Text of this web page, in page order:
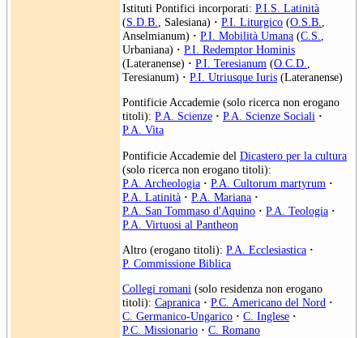
Istituti Pontifici incorporati: P.I.S. Latinità
(S.D.B. , Salesiana) · P.I. Liturgico (O.S.B.
Anselmianum) · P.I. Mobilità Umana (C.S.
Urbaniana) · P.I. Redemptor Hominis
(Lateranense) · P.I. Teresianum (O.C.D.
Teresianum) · P.I. Utriusque Iuris (Lateranense)
Pontificie Accademie (solo ricerca non erogano
titoli): P.A. Scienze · P.A. Scienze Sociali ·
P.A. Vita
Pontificie Accademie del Dicastero per la cultura
(solo ricerca non erogano titoli):
P.A. Archeologia · P.A. Cultorum martyrum ·
P.A. Latinità · P.A. Mariana ·
P.A. San Tommaso d'Aquino · P.A. Teologia ·
P.A. Virtuosi al Pantheon
Altro (erogano titoli): P.A. Ecclesiastica ·
P. Commissione Biblica
Collegi romani (solo residenza non erogano
titoli): Capranica · P.C. Americano del Nord ·
C. Germanico-Ungarico · C. Inglese ·
P.C. Missionario · C. Romano